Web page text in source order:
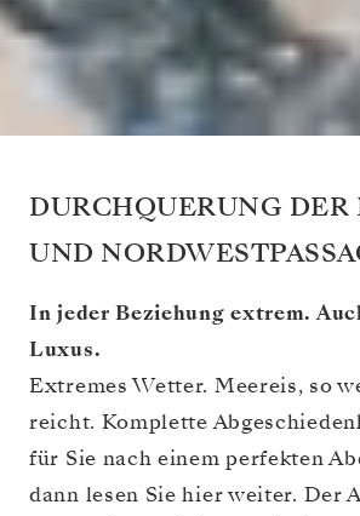
DURCHQUERUNG DER
UND
In jeder Beziehung extrem.
Luxus.
Extremes Wetter. Meereis, so
reicht. Komplette
für Sie nach einem perfekten
dann lesen Sie hier weiter. Der